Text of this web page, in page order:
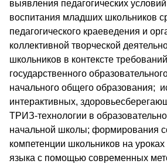
выявления педагогических
воспитания младших школьников
педагогического краеведения и
коллективной творческой
школьников в контексте
государственного
начального общего образования;
интерактивных,
ТРИЗ-технологии в
начальной школы; формирования
компетенции школьников на уроках
языка с помощью современных